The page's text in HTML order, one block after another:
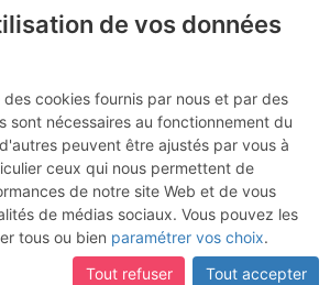
Chéserys
2012 16:40
individuel (CC by-nc-nd)
de vos données
cookies fournis par nous et par des
sont nécessaires au fonctionnement du
peuvent être ajustés par vous à
ceux qui nous permettent de
de notre site Web et de vous
de médias sociaux. Vous pouvez les
tous ou bien paramétrer vos choix.
Tout refuser
Tout accepter